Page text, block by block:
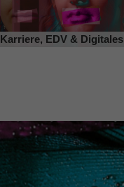
Karriere, EDV & Digitales